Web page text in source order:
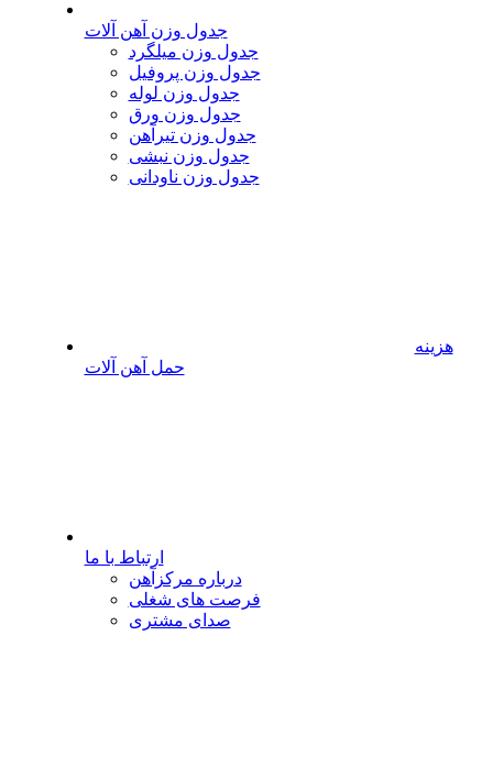
جدول وزن آهن آلات
جدول وزن میلگرد
جدول وزن پروفیل
جدول وزن لوله
جدول وزن ورق
جدول وزن تیرآهن
جدول وزن نبشی
جدول وزن ناودانی
هزینه
حمل آهن آلات
ارتباط با ما
درباره مرکزآهن
فرصت های شغلی
صدای مشتری